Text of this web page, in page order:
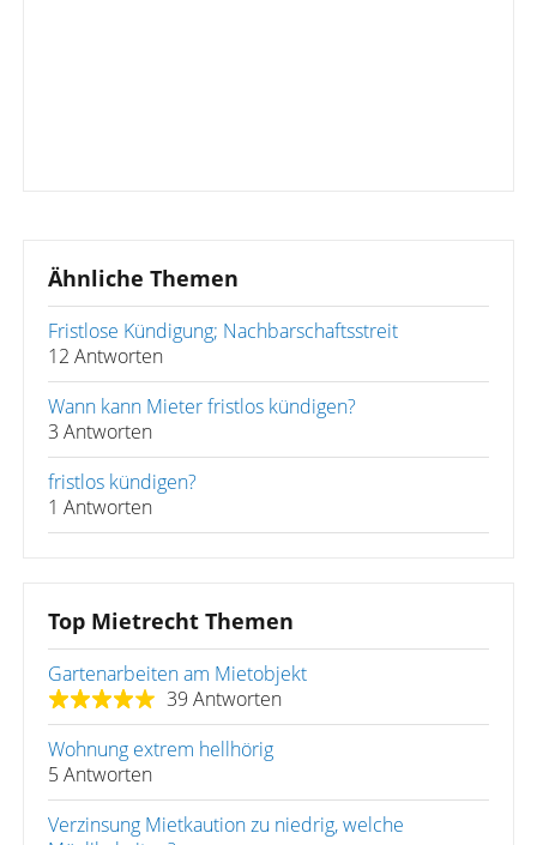
Ähnliche Themen
Fristlose Kündigung; Nachbarschaftsstreit
12 Antworten
Wann kann Mieter fristlos kündigen?
3 Antworten
fristlos kündigen?
1 Antworten
Top Mietrecht Themen
Gartenarbeiten am Mietobjekt
39 Antworten
Wohnung extrem hellhörig
5 Antworten
Verzinsung Mietkaution zu niedrig, welche